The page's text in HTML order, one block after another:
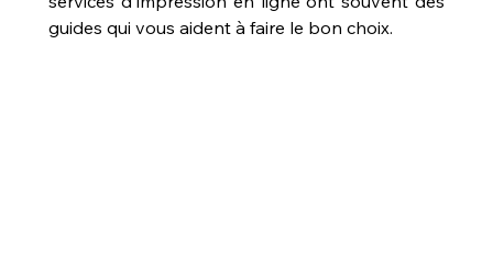
guides qui vous aident à faire le bon choix.